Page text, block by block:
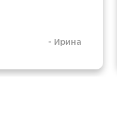
- Ирина